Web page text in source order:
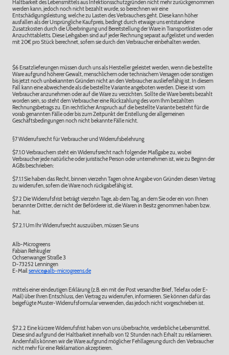
Haltbarkeit des Lebensmittels aus Infektionsschutzgründen nicht mehr zurückgenommen
werden kann, jedoch noch nicht bezahlt wurde, so berechnen wir eine
Entschädigungsleistung, welche zu Lasten des Verbrauchers geht. Diese kann höher
ausfallen als der Ursprüngliche Kaufpreis, bedingt durch etwaige uns entstandene
Zusatzkosten durch die Überbringung und Bereitstellung der Ware in Transportkisten oder
Anzuchttabletts. Diese Leihgaben sind auf jeder Rechnung separat aufgelistet und werden
mit 20€ pro Stück berechnet, sofern sie durch den Verbraucher einbehalten werden.
$6 Ersatzlieferungen müssen durch uns als Hersteller geleistet werden, wenn die bestellte
Ware aufgrund höherer Gewalt, menschlichem oder technischem Versagen oder sonstigen
bis jetzt noch unbekannten Gründen nicht an den Verbraucher auslieferfähig ist. In diesem
Fall kann eine abweichende als die bestellte Variante angeboten werden. Diese ist vom
Verbraucher anzunehmen oder auf die Ware zu verzichten. Sollte die Ware bereits bezahlt
worden sein, so steht dem Verbraucher eine Rückzahlung des vom Ihm bezahlten
Rechnungsbetrags zu. Ein rechtlicher Anspruch auf die bestellte Variante besteht für die
vorab genannten Fälle oder bis zum Zeitpunkt der Erstellung der allgemeinen
Geschäftsbedingungen noch nicht bekannte Fälle nicht.
§7 Widerrufsrecht für Verbraucher und Widerrufsbelehrung
$7.1.0 Verbrauchern steht ein Widerrufsrecht nach folgender Maßgabe zu, wobei
Verbraucher jede natürliche oder juristische Person oder unternehmen ist, wie zu Beginn der
AGBs beschrieben:
$7.1.1 Sie haben das Recht, binnen vierzehn Tagen ohne Angabe von Gründen diesen Vertrag
zu widerrufen, sofern die Ware noch rückgabefähig ist.
$7.2 Die Widerrufsfrist beträgt vierzehn Tage, ab dem Tag, an dem Sie oder ein von Ihnen
benannter Dritter, der nicht der Beförderer ist, die Waren in Besitz genommen haben bzw.
hat.
$7.2.1 Um Ihr Widerrufsrecht auszuüben, müssen Sie uns
Alb-Microgreens
Fabian Rehkugler
Ochsenwanger Straße 3
D-73252 Lenningen
E-Mailservice@alb-microgreens.de
mittels einer eindeutigen Erklärung (z.B. ein mit der Post versandter Brief, Telefax oder E-
Mail) über Ihren Entschluss, den Vertrag zu widerrufen, informieren. Sie können dafür das
beigefügte Muster-Widerrufsformular verwenden, das jedoch nicht vorgeschrieben ist.
$7.2.2 Eine kürzere Widerrufsfrist haben von uns überbrachte, verderbliche Lebensmittel.
Diese sind aufgrund der Haltbarkeit innerhalb von 12 Stunden nach Erhalt zu reklamieren.
Andernfalls können wir die Ware aufgrund möglicher Fehllagerung durch den Verbraucher
nicht mehr für eine Reklamation akzeptieren.